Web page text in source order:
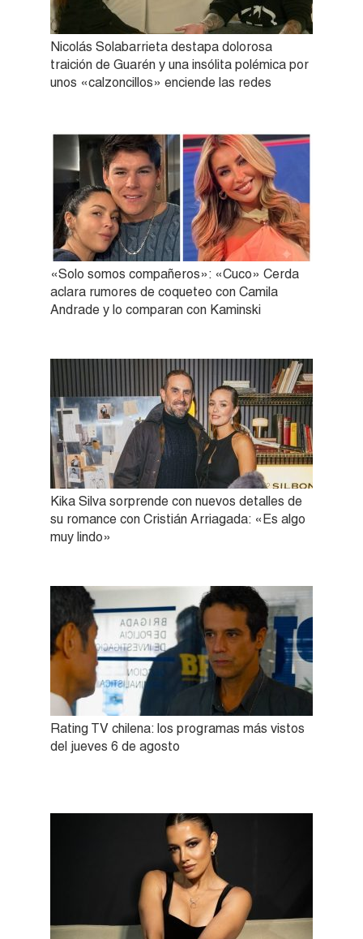
Nicolás Solabarrieta destapa dolorosa
traición de Guarén y una insólita polémica por
unos «calzoncillos» enciende las redes
«Solo somos compañeros»: «Cuco» Cerda
aclara rumores de coqueteo con Camila
Andrade y lo comparan con Kaminski
Kika Silva sorprende con nuevos detalles de
su romance con Cristián Arriagada: «Es algo
muy lindo»
Rating TV chilena: los programas más vistos
del jueves 6 de agosto